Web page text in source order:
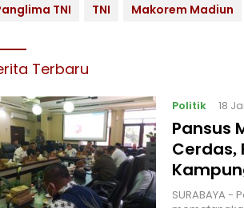
TNI TNI Makorem Madiun
Terbaru
Politik 18
Pansus
Cerdas,
‎SURABAYA -